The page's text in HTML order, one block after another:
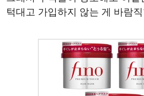
턱대고 가입하지 않는 게 바람